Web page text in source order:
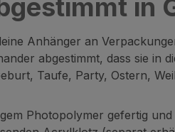
in
Anhänger an
abgestimmt, dass sie in
Taufe, Party, Ostern,
Photopolymer gefertig